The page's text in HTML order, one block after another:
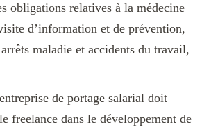
obligations relatives à la médecine
d’information et de prévention,
maladie et accidents du travail,
de portage salarial doit
freelance dans le développement de